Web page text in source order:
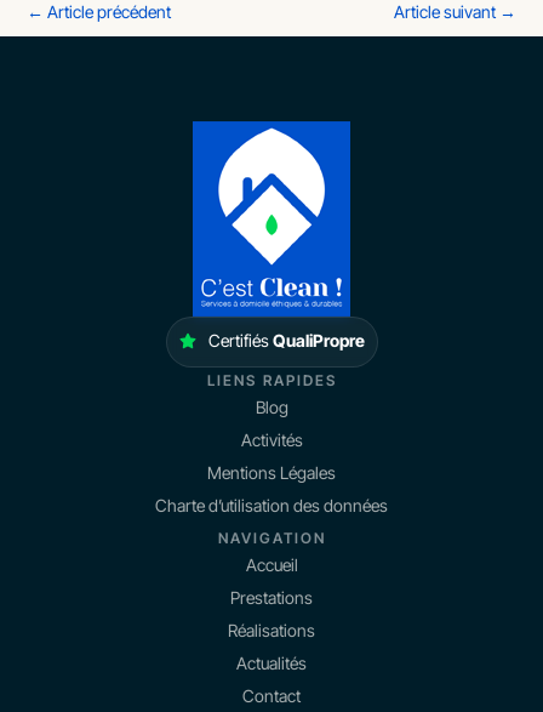
← Article précédent Article suivant →
CertifiésQualiPropre
LIENS RAPIDES
Blog
Activités
Mentions Légales
Charte d’utilisation des données
NAVIGATION
Accueil
Prestations
Réalisations
Actualités
Contact